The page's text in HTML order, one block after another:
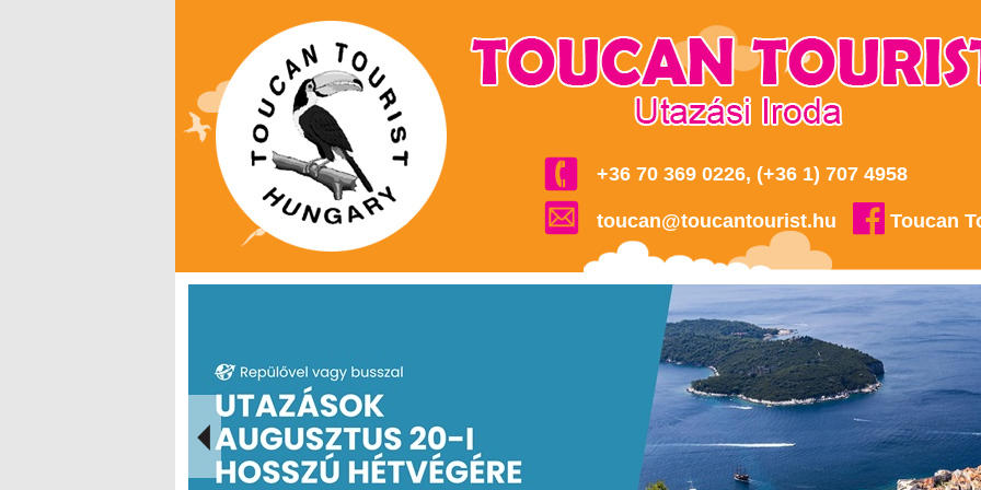
+36 70 369 0226, (+36 1) 707 4958
toucan@toucantourist.hu Toucan